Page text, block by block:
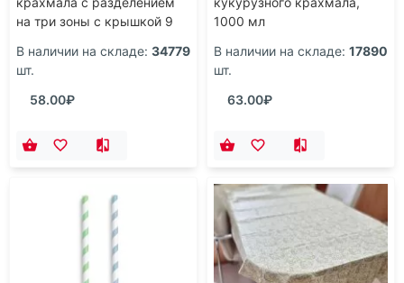
на три зоны с крышкой 9
В наличии на складе: 34779
шт.
58.00₽
1000 мл
В наличии на складе: 17890
шт.
63.00₽